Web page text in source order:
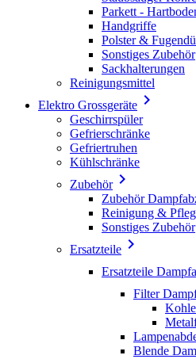
Parkett -
Handgriffe
Polster &
Sonstiges Zubehör
Sackhalterungen
Reinigungsmittel
Elektro Grossgeräte 
Geschirrspüler
Gefrierschränke
Gefriertruhen
Kühlschränke
Zubehör
Zubehör
Reinigung &
Sonstiges Zubehör
Ersatzteile 
Ersatzteile
Filter
Blende